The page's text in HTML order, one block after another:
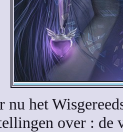
nu het
over : de